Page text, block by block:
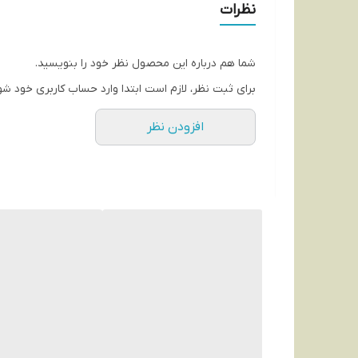
نظرات
شما هم درباره این محصول نظر خود را بنویسید.
برای ثبت نظر، لازم است ابتدا وارد حساب کاربری خود
افزودن نظر